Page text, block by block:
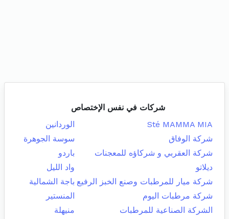
شركات في نفس الإختصاص
Sté MAMMA MIA
الوردانين
شركة الوفاق
سوسة الجوهرة
شركة العقربي و شركاؤه للمعجنات
باردو
ديلاتو
واد الليل
شركة ميار للمرطبات وصنع الخبز الرفيع باجة الشمالية
شركة مرطبات اليوم
المنستير
الشركة الصناعية للمرطبات
منيهلة